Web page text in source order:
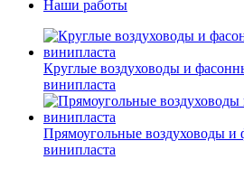
Наши работы
Круглые воздуховоды и
винипласта
Прямоугольные воздуховоды и
винипласта